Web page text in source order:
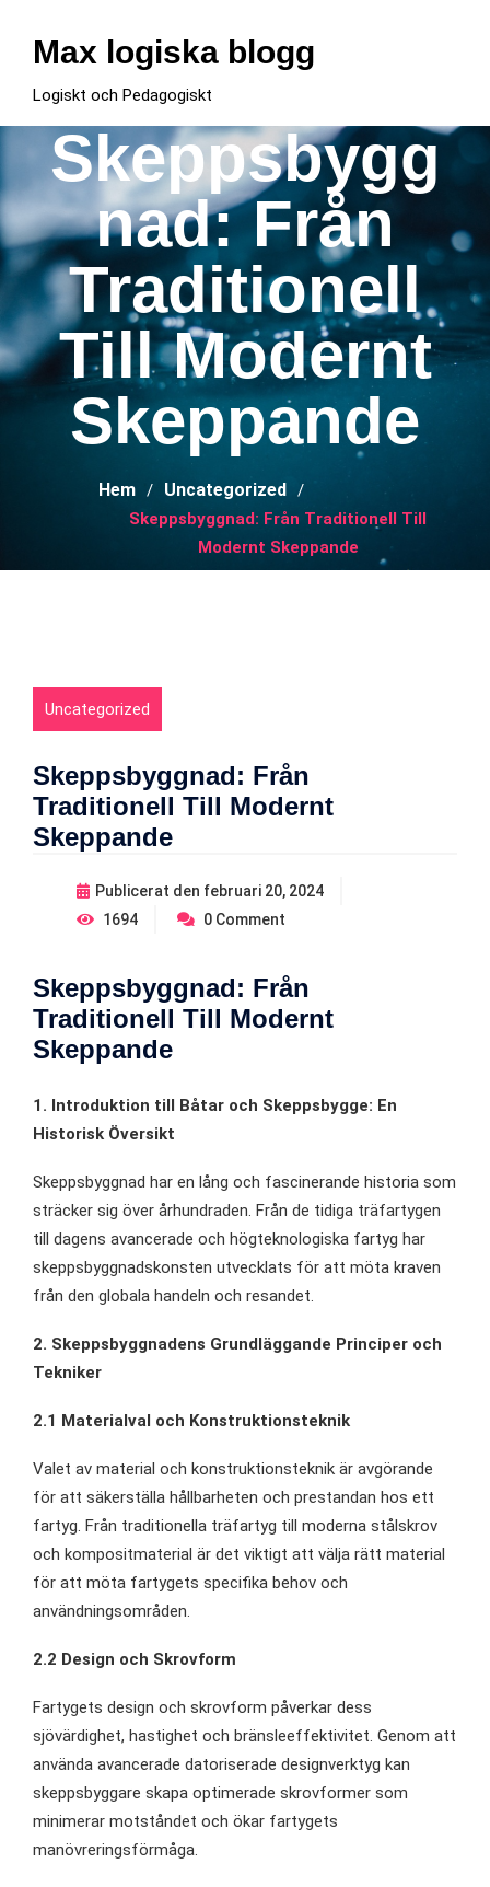
innehållMax logiska blogg
Logiskt och Pedagogiskt
Skeppsbygg
nad: Från
Traditionell
Till Modernt
Skeppande
Hem Uncategorized
Skeppsbyggnad: Från Traditionell Till
Modernt Skeppande
Uncategorized
Skeppsbyggnad: Från
Traditionell Till Modernt
Skeppande
Publicerat den februari 20, 2024
1694
0 Comment
Skeppsbyggnad: Från
Traditionell Till Modernt
Skeppande
1. Introduktion till Båtar och Skeppsbygge: En
Historisk Översikt
Skeppsbyggnad har en lång och fascinerande historia som
sträcker sig över århundraden. Från de tidiga träfartygen
till dagens avancerade och högteknologiska fartyg har
skeppsbyggnadskonsten utvecklats för att möta kraven
från den globala handeln och resandet.
2. Skeppsbyggnadens Grundläggande Principer och
Tekniker
2.1 Materialval och Konstruktionsteknik
Valet av material och konstruktionsteknik är avgörande
för att säkerställa hållbarheten och prestandan hos ett
fartyg. Från traditionella träfartyg till moderna stålskrov
och kompositmaterial är det viktigt att välja rätt material
för att möta fartygets specifika behov och
användningsområden.
2.2 Design och Skrovform
Fartygets design och skrovform påverkar dess
sjövärdighet, hastighet och bränsleeffektivitet. Genom att
använda avancerade datoriserade designverktyg kan
skeppsbyggare skapa optimerade skrovformer som
minimerar motståndet och ökar fartygets
manövreringsförmåga.